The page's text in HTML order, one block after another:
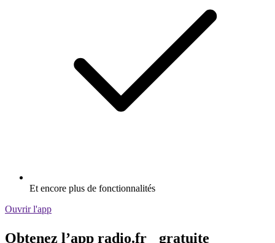
Et encore plus de fonctionnalités
Ouvrir l'app
Obtenez l’app radio.fr gratuite